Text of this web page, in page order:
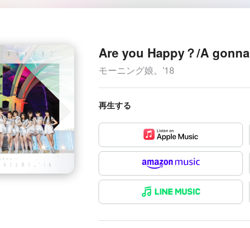
Are you Happy？/A gonna
モーニング娘。'18
再生する